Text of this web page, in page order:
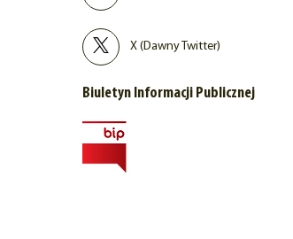
X (Dawny Twitter)
Biuletyn Informacji Publicznej